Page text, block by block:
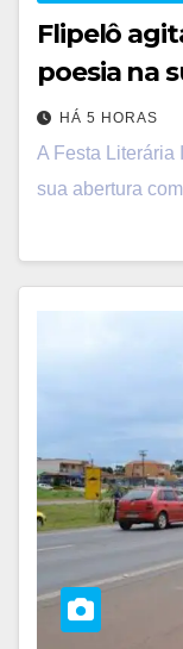
Flipelô
poesia na
HÁ 5 HORAS
A Festa Literária
sua abertura